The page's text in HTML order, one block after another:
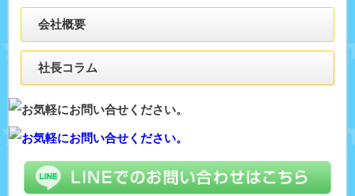
会社概要
社長コラム